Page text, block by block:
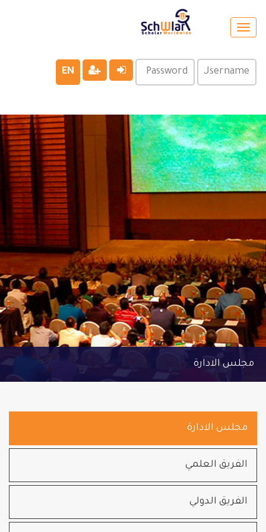
Toggle
EN
مجلس الادارة
مجلس الادارة
الفريق العلمي
الفريق الدولي